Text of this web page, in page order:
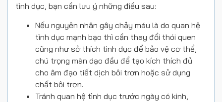
tình dục, bạn cần lưu ý những điều sau:
Nếu nguyên nhân gây chảy máu là do quan hệ
tình dục mạnh bạo thì cần thay đổi thói quen
cũng như sở thích tình dục để bảo vệ cơ thể,
chú trọng màn dạo đầu để tạo kích thích đủ
cho âm đạo tiết dịch bôi trơn hoặc sử dụng
chất bôi trơn.
Tránh quan hệ tình dục trước ngày có kinh,